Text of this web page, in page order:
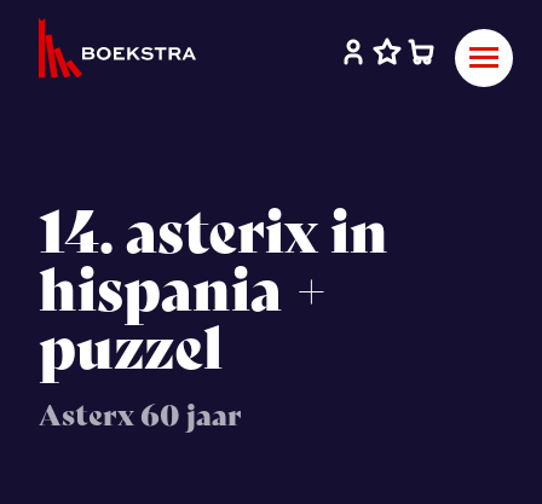
14. asterix in
hispania +
puzzel
Asterx 60 jaar